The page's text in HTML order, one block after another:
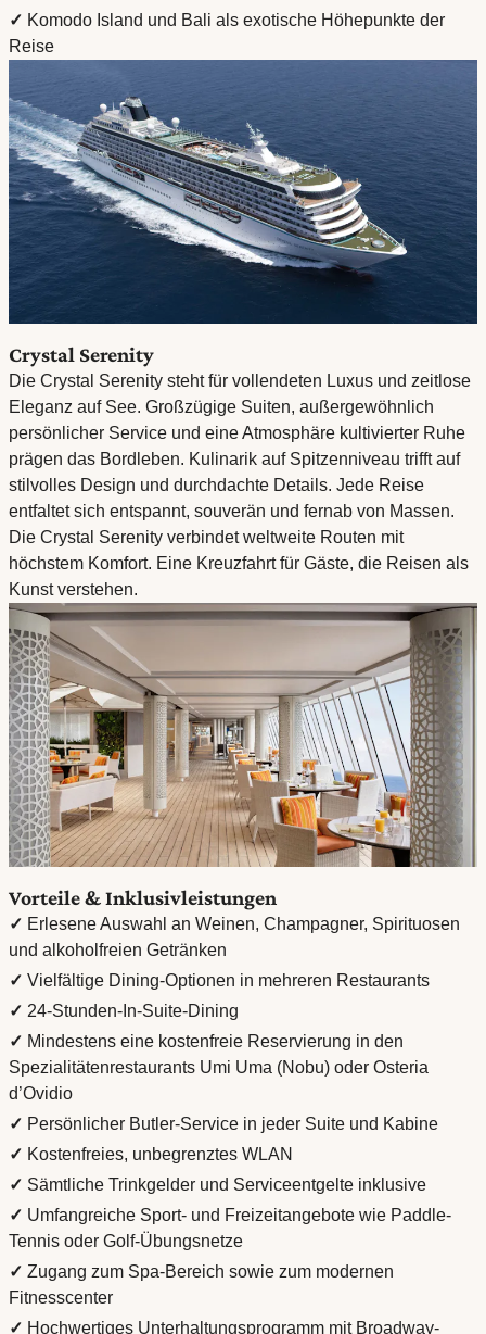
✓ Komodo Island und Bali als exotische Höhepunkte der
Reise
Crystal Serenity
Die Crystal Serenity steht für vollendeten Luxus und zeitlose
Eleganz auf See. Großzügige Suiten, außergewöhnlich
persönlicher Service und eine Atmosphäre kultivierter Ruhe
prägen das Bordleben. Kulinarik auf Spitzenniveau trifft auf
stilvolles Design und durchdachte Details. Jede Reise
entfaltet sich entspannt, souverän und fernab von Massen.
Die Crystal Serenity verbindet weltweite Routen mit
höchstem Komfort. Eine Kreuzfahrt für Gäste, die Reisen als
Kunst verstehen.
Vorteile & Inklusivleistungen
✓ Erlesene Auswahl an Weinen, Champagner, Spirituosen
und alkoholfreien Getränken
✓ Vielfältige Dining-Optionen in mehreren Restaurants
✓ 24-Stunden-In-Suite-Dining
✓ Mindestens eine kostenfreie Reservierung in den
Spezialitätenrestaurants Umi Uma (Nobu) oder Osteria
d’Ovidio
✓ Persönlicher Butler-Service in jeder Suite und Kabine
✓ Kostenfreies, unbegrenztes WLAN
✓ Sämtliche Trinkgelder und Serviceentgelte inklusive
✓ Umfangreiche Sport- und Freizeitangebote wie Paddle-
Tennis oder Golf-Übungsnetze
✓ Zugang zum Spa-Bereich sowie zum modernen
Fitnesscenter
✓ Hochwertiges Unterhaltungsprogramm mit Broadway-